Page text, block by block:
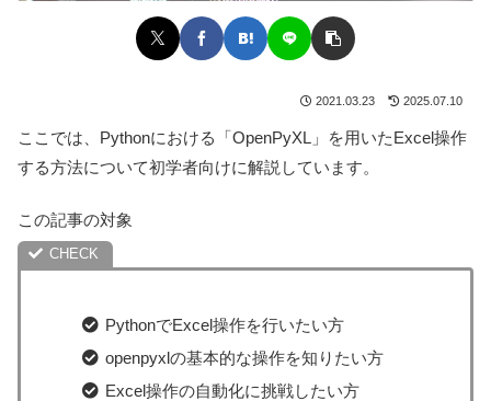
2021.03.23 2025.07.10
ここでは、Pythonにおける「OpenPyXL」を用いたExcel操作
する方法について初学者向けに解説しています。
この記事の対象
PythonでExcel操作を行いたい方
openpyxlの基本的な操作を知りたい方
Excel操作の自動化に挑戦したい方